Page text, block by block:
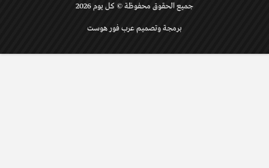
جميع الحقوق محفوظة © كل يوم 2026
برمجة وتصميم عرب فور هوست